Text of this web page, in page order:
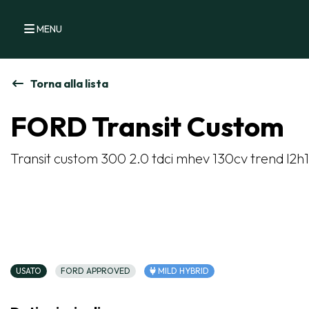
MENU
Torna alla lista
FORD Transit Custom
Transit custom 300 2.0 tdci mhev 130cv trend
USATO FORD APPROVED MILD HYBRID